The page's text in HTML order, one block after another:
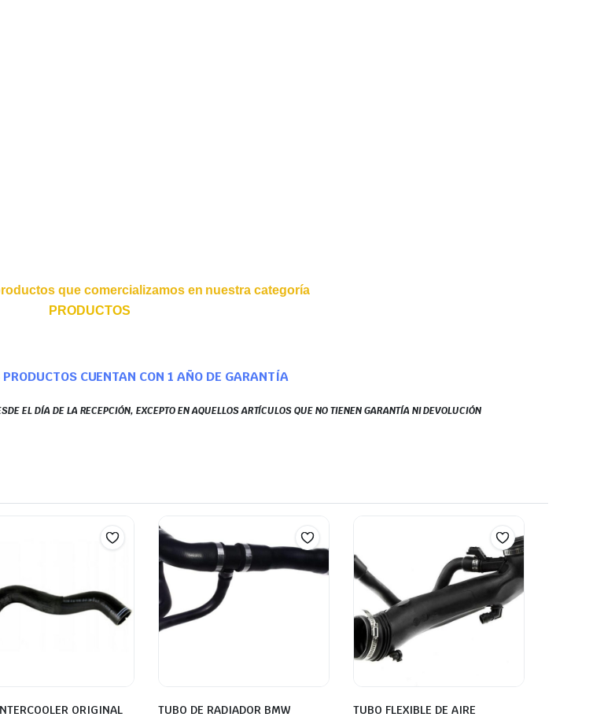
que comercializamos en nuestra categoría
PRODUCTOS
CUENTAN CON 1 AÑO DE GARANTÍA
EL DÍA DE LA RECEPCIÓN, EXCEPTO EN AQUELLOS ARTÍCULOS QUE NO TIENEN GARANTÍA NI DEVOLUCIÓN
ORIGINAL
TUBO DE RADIADOR BMW
TUBO FLEXIBLE DE AIRE